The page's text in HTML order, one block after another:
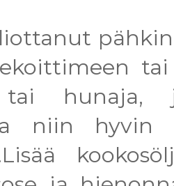
tai
hunaja,
niin